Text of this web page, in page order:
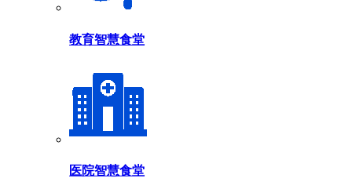
教育智慧食堂
医院智慧食堂